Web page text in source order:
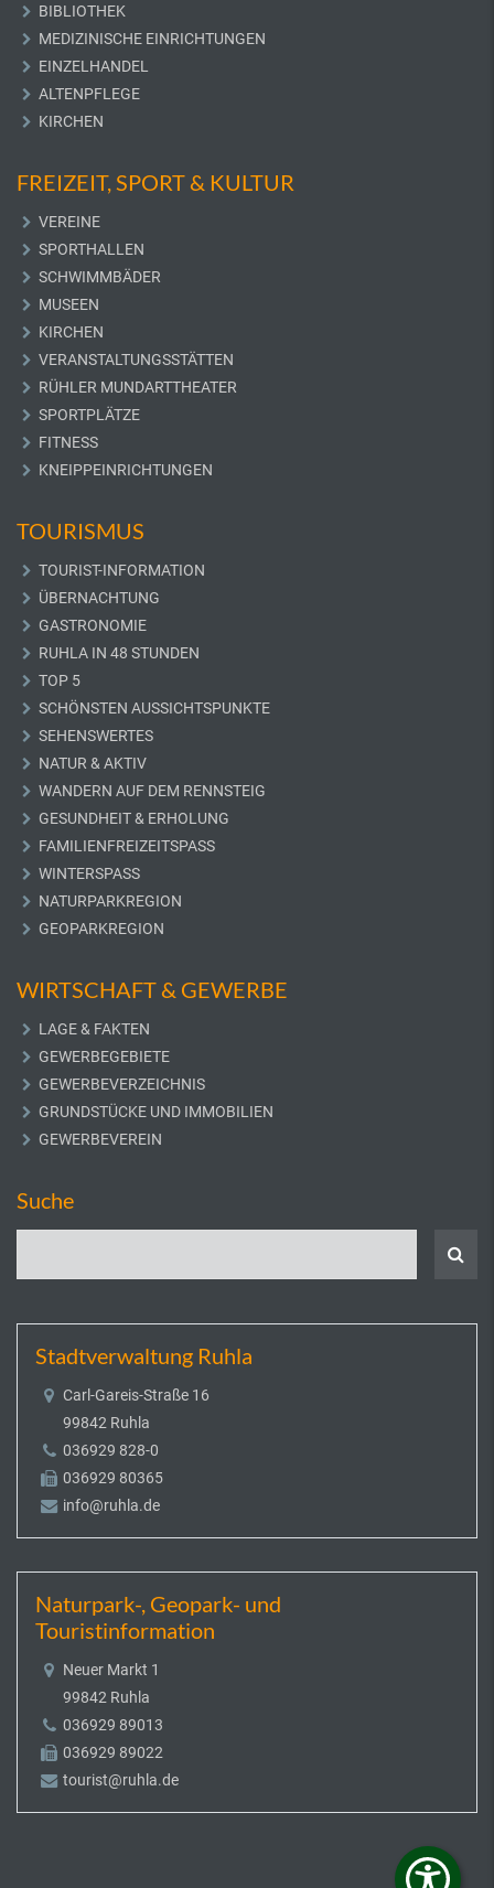
BIBLIOTHEK
MEDIZINISCHE EINRICHTUNGEN
EINZELHANDEL
ALTENPFLEGE
KIRCHEN
FREIZEIT, SPORT & KULTUR
VEREINE
SPORTHALLEN
SCHWIMMBÄDER
MUSEEN
KIRCHEN
VERANSTALTUNGSSTÄTTEN
RÜHLER MUNDARTTHEATER
SPORTPLÄTZE
FITNESS
KNEIPPEINRICHTUNGEN
TOURISMUS
TOURIST-INFORMATION
ÜBERNACHTUNG
GASTRONOMIE
RUHLA IN 48 STUNDEN
TOP 5
SCHÖNSTEN AUSSICHTSPUNKTE
SEHENSWERTES
NATUR & AKTIV
WANDERN AUF DEM RENNSTEIG
GESUNDHEIT & ERHOLUNG
FAMILIENFREIZEITSPASS
WINTERSPASS
NATURPARKREGION
GEOPARKREGION
WIRTSCHAFT & GEWERBE
LAGE & FAKTEN
GEWERBEGEBIETE
GEWERBEVERZEICHNIS
GRUNDSTÜCKE UND IMMOBILIEN
GEWERBEVEREIN
Suche
Stadtverwaltung Ruhla
Carl-Gareis-Straße 16
99842 Ruhla
036929 828-0
036929 80365
info@ruhla.de
Naturpark-, Geopark- und
Touristinformation
Neuer Markt 1
99842 Ruhla
036929 89013
036929 89022
tourist@ruhla.de